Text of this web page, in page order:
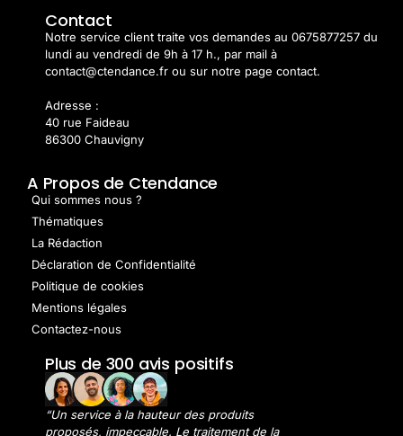
Contact
Notre service client traite vos demandes au 0675877257 du
lundi au vendredi de 9h à 17 h., par mail à
contact@ctendance.fr ou sur notre page contact.
Adresse :
40 rue Faideau
86300 Chauvigny
A Propos de Ctendance
Qui sommes nous ?
Thématiques
La Rédaction
Déclaration de Confidentialité
Politique de cookies
Mentions légales
Contactez-nous
Plus de 300 avis positifs
“Un service à la hauteur des produits
proposés, impeccable. Le traitement de la